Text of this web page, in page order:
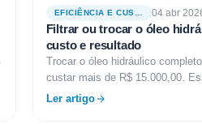
04 abr
Filtrar ou trocar o óleo
custo e resultado
Trocar o óleo hidráulico
custar mais de R$ 15.000,00.
Ler artigo